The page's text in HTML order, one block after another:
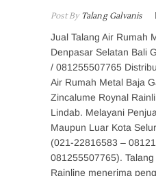
Post ByTalang Galvanis
Jual Talang Air Rumah
Denpasar Selatan Bali
/ 081255507765
Air Rumah Metal Baja
Zincalume Roynal
Lindab. Melayani
Maupun Luar Kota
(021-22816583 –
081255507765).
Rainline menerima